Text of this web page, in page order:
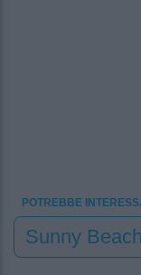
POTREBBE
Sunny